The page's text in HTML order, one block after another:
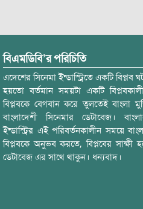
বিএমডিবি’র পরিচিতি
এদেশের সিনেমা ইন্ডাস্ট্রিতে একটি বিপ্লব
হয়তো বর্তমান সময়টা একটি
বিপ্লবকে বেগবান করে তুলতেই বাংলা
বাংলাদেশী সিনেমার ডেটাবেজ।
ইন্ডাস্ট্রির এই পরিবর্তনকালীন সময়ে
বিপ্লবকে অনুভব করতে, বিপ্লবের সাক্ষী
ডেটাবেজ এর সাথে থাকুন। ধন্যবাদ।